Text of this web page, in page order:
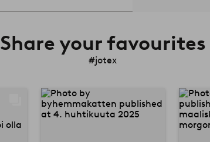
Share your favourites
#jotex